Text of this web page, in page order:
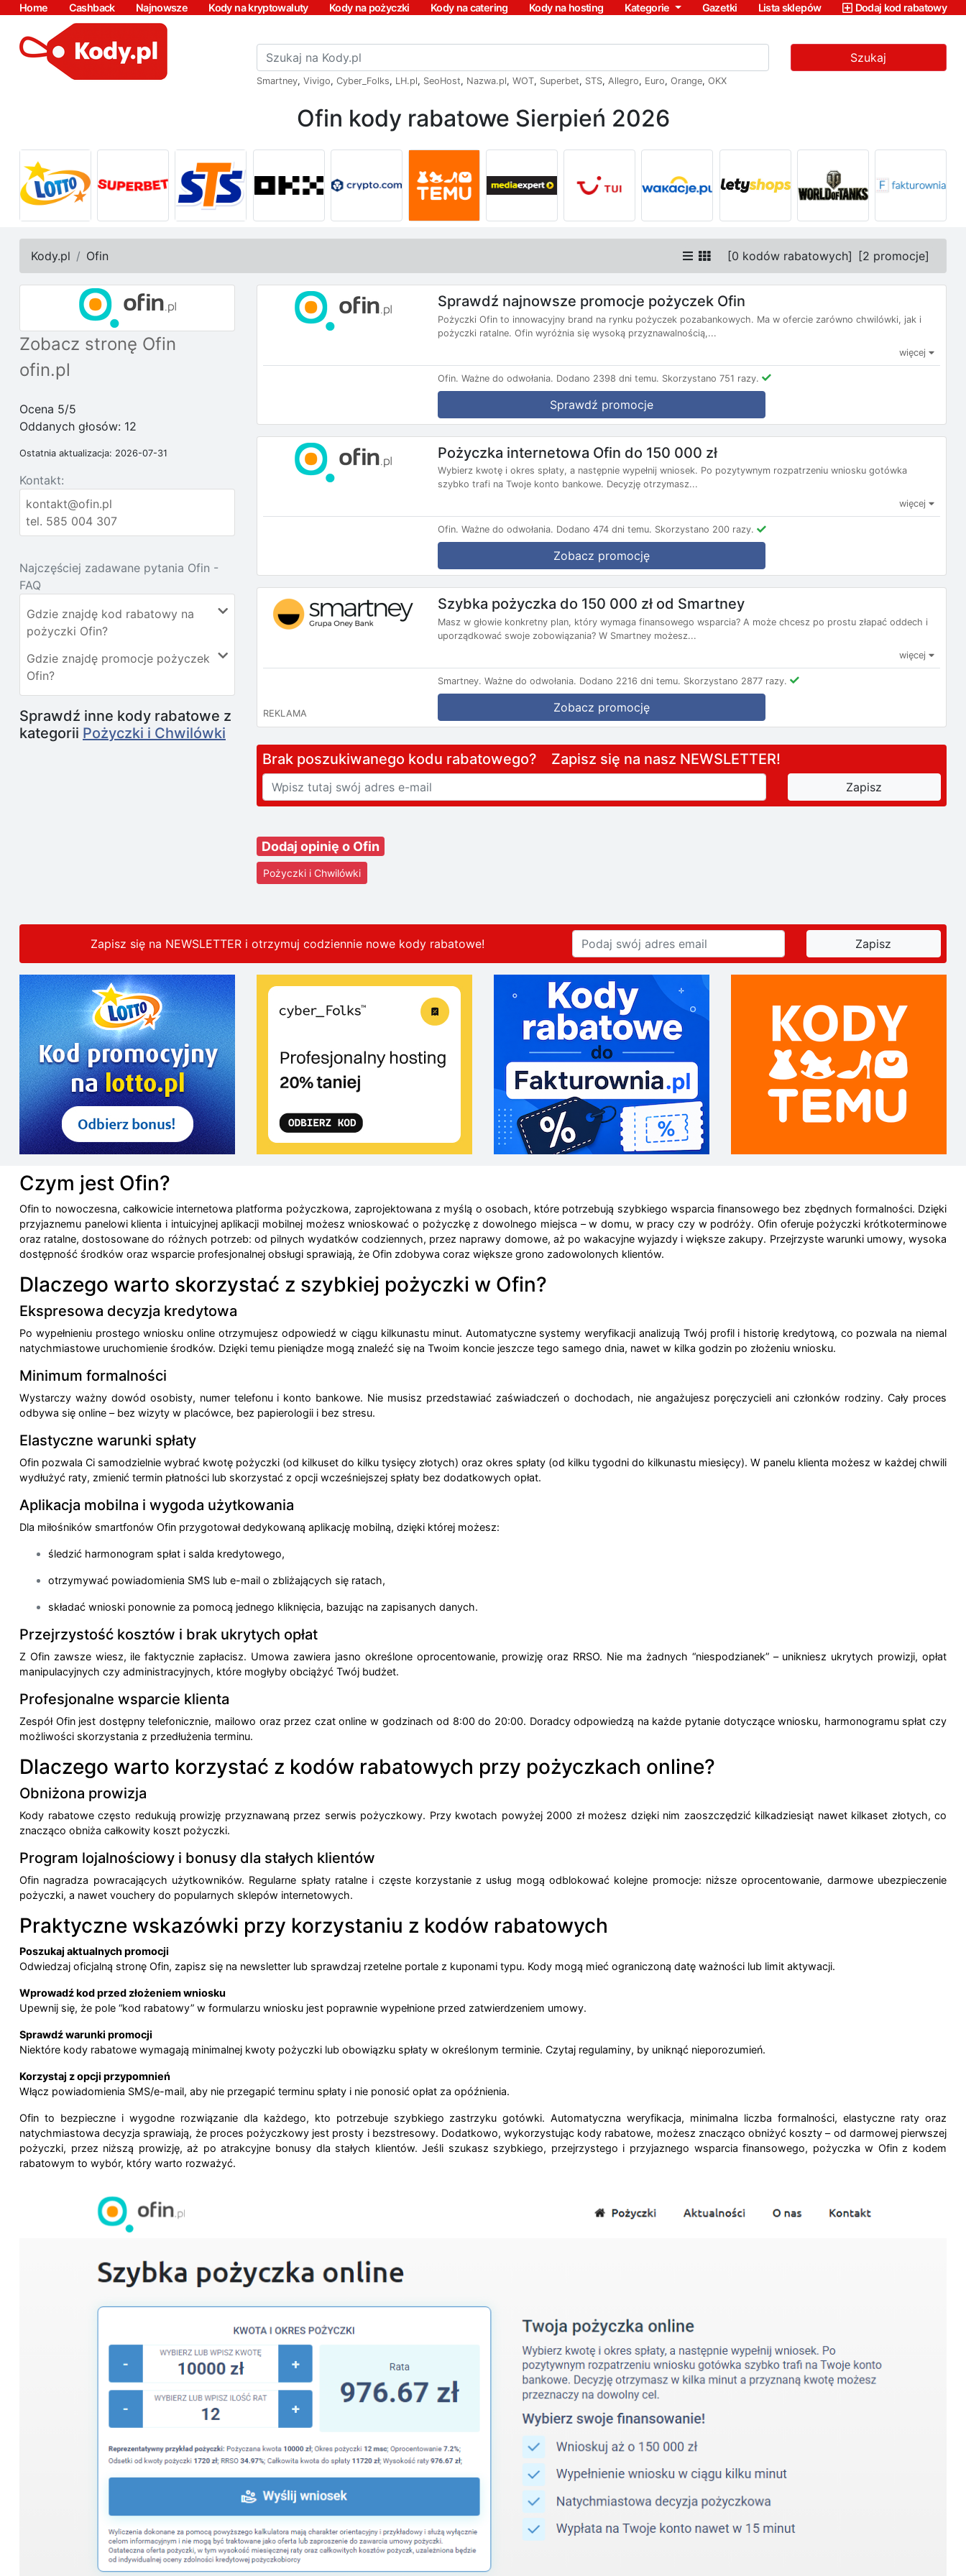
Home Cashback Najnowsze Kody na kryptowaluty Kody na pożyczki Kody na catering Kody na hosting Kategorie Gazetki Lista sklepów Dodaj kod rabatowy
Szukaj
Smartney, Vivigo, Cyber_Folks, LH.pl, SeoHost, Nazwa.pl, WOT, Superbet, STS, Allegro, Euro, Orange, OKX
Ofin kody rabatowe Sierpień 2026
Kody.pl Ofin [0 kodów rabatowych] [2 promocje]
Zobacz stronę Ofin
ofin.pl
Ocena 5/5
Oddanych głosów: 12
Ostatnia aktualizacja: 2026-07-31
Kontakt:
kontakt@ofin.pl
tel. 585 004 307
Najczęściej zadawane pytania Ofin -
FAQ
Gdzie znajdę kod rabatowy na
pożyczki Ofin?
Gdzie znajdę promocje pożyczek
Ofin?
Sprawdź inne kody rabatowe z
kategorii Pożyczki i Chwilówki
Sprawdź najnowsze promocje pożyczek Ofin
Pożyczki Ofin to innowacyjny brand na rynku pożyczek pozabankowych. Ma w ofercie zarówno chwilówki, jak i
pożyczki ratalne. Ofin wyróżnia się wysoką przyznawalnością,...
więcej
Ofin. Ważne do odwołania. Dodano 2398 dni temu. Skorzystano 751 razy.
Sprawdź promocje
Pożyczka internetowa Ofin do 150 000 zł
Wybierz kwotę i okres spłaty, a następnie wypełnij wniosek. Po pozytywnym rozpatrzeniu wniosku gotówka
szybko trafi na Twoje konto bankowe. Decyzję otrzymasz...
więcej
Ofin. Ważne do odwołania. Dodano 474 dni temu. Skorzystano 200 razy.
Zobacz promocję
Szybka pożyczka do 150 000 zł od Smartney
Masz w głowie konkretny plan, który wymaga finansowego wsparcia? A może chcesz po prostu złapać oddech i
uporządkować swoje zobowiązania? W Smartney możesz...
więcej
Smartney. Ważne do odwołania. Dodano 2216 dni temu. Skorzystano 2877 razy.
REKLAMA Zobacz promocję
Brak poszukiwanego kodu rabatowego? Zapisz się na nasz NEWSLETTER!
Dodaj opinię o Ofin
Pożyczki i Chwilówki
Zapisz się na NEWSLETTER i otrzymuj codziennie nowe kody rabatowe!
Czym jest Ofin?
Ofin to nowoczesna, całkowicie internetowa platforma pożyczkowa, zaprojektowana z myślą o osobach, które potrzebują szybkiego wsparcia finansowego bez zbędnych formalności. Dzięki
przyjaznemu panelowi klienta i intuicyjnej aplikacji mobilnej możesz wnioskować o pożyczkę z dowolnego miejsca – w domu, w pracy czy w podróży. Ofin oferuje pożyczki krótkoterminowe
oraz ratalne, dostosowane do różnych potrzeb: od pilnych wydatków codziennych, przez naprawy domowe, aż po wakacyjne wyjazdy i większe zakupy. Przejrzyste warunki umowy, wysoka
dostępność środków oraz wsparcie profesjonalnej obsługi sprawiają, że Ofin zdobywa coraz większe grono zadowolonych klientów.
Dlaczego warto skorzystać z szybkiej pożyczki w Ofin?
Ekspresowa decyzja kredytowa
Po wypełnieniu prostego wniosku online otrzymujesz odpowiedź w ciągu kilkunastu minut. Automatyczne systemy weryfikacji analizują Twój profil i historię kredytową, co pozwala na niemal
natychmiastowe uruchomienie środków. Dzięki temu pieniądze mogą znaleźć się na Twoim koncie jeszcze tego samego dnia, nawet w kilka godzin po złożeniu wniosku.
Minimum formalności
Wystarczy ważny dowód osobisty, numer telefonu i konto bankowe. Nie musisz przedstawiać zaświadczeń o dochodach, nie angażujesz poręczycieli ani członków rodziny. Cały proces
odbywa się online – bez wizyty w placówce, bez papierologii i bez stresu.
Elastyczne warunki spłaty
Ofin pozwala Ci samodzielnie wybrać kwotę pożyczki (od kilkuset do kilku tysięcy złotych) oraz okres spłaty (od kilku tygodni do kilkunastu miesięcy). W panelu klienta możesz w każdej chwili
wydłużyć raty, zmienić termin płatności lub skorzystać z opcji wcześniejszej spłaty bez dodatkowych opłat.
Aplikacja mobilna i wygoda użytkowania
Dla miłośników smartfonów Ofin przygotował dedykowaną aplikację mobilną, dzięki której możesz:
śledzić harmonogram spłat i salda kredytowego,
otrzymywać powiadomienia SMS lub e-mail o zbliżających się ratach,
składać wnioski ponownie za pomocą jednego kliknięcia, bazując na zapisanych danych.
Przejrzystość kosztów i brak ukrytych opłat
Z Ofin zawsze wiesz, ile faktycznie zapłacisz. Umowa zawiera jasno określone oprocentowanie, prowizję oraz RRSO. Nie ma żadnych “niespodzianek” – unikniesz ukrytych prowizji, opłat
manipulacyjnych czy administracyjnych, które mogłyby obciążyć Twój budżet.
Profesjonalne wsparcie klienta
Zespół Ofin jest dostępny telefonicznie, mailowo oraz przez czat online w godzinach od 8:00 do 20:00. Doradcy odpowiedzą na każde pytanie dotyczące wniosku, harmonogramu spłat czy
możliwości skorzystania z przedłużenia terminu.
Dlaczego warto korzystać z kodów rabatowych przy pożyczkach online?
Obniżona prowizja
Kody rabatowe często redukują prowizję przyznawaną przez serwis pożyczkowy. Przy kwotach powyżej 2000 zł możesz dzięki nim zaoszczędzić kilkadziesiąt nawet kilkaset złotych, co
znacząco obniża całkowity koszt pożyczki.
Program lojalnościowy i bonusy dla stałych klientów
Ofin nagradza powracających użytkowników. Regularne spłaty ratalne i częste korzystanie z usług mogą odblokować kolejne promocje: niższe oprocentowanie, darmowe ubezpieczenie
pożyczki, a nawet vouchery do popularnych sklepów internetowych.
Praktyczne wskazówki przy korzystaniu z kodów rabatowych
Poszukaj aktualnych promocji
Odwiedzaj oficjalną stronę Ofin, zapisz się na newsletter lub sprawdzaj rzetelne portale z kuponami typu. Kody mogą mieć ograniczoną datę ważności lub limit aktywacji.
Wprowadź kod przed złożeniem wniosku
Upewnij się, że pole “kod rabatowy” w formularzu wniosku jest poprawnie wypełnione przed zatwierdzeniem umowy.
Sprawdź warunki promocji
Niektóre kody rabatowe wymagają minimalnej kwoty pożyczki lub obowiązku spłaty w określonym terminie. Czytaj regulaminy, by uniknąć nieporozumień.
Korzystaj z opcji przypomnień
Włącz powiadomienia SMS/e-mail, aby nie przegapić terminu spłaty i nie ponosić opłat za opóźnienia.
Ofin to bezpieczne i wygodne rozwiązanie dla każdego, kto potrzebuje szybkiego zastrzyku gotówki. Automatyczna weryfikacja, minimalna liczba formalności, elastyczne raty oraz
natychmiastowa decyzja sprawiają, że proces pożyczkowy jest prosty i bezstresowy. Dodatkowo, wykorzystując kody rabatowe, możesz znacząco obniżyć koszty – od darmowej pierwszej
pożyczki, przez niższą prowizję, aż po atrakcyjne bonusy dla stałych klientów. Jeśli szukasz szybkiego, przejrzystego i przyjaznego wsparcia finansowego, pożyczka w Ofin z kodem
rabatowym to wybór, który warto rozważyć.